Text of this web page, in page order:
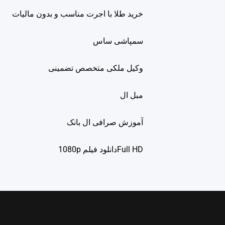
خرید طلا با اجرت مناسب و بدون مالیات
سمپاشی ساس
وکیل ملکی متخصص تضمینی
مبل ال
آموزش صرافی ال بانک
Full HDدانلود فيلم 1080p